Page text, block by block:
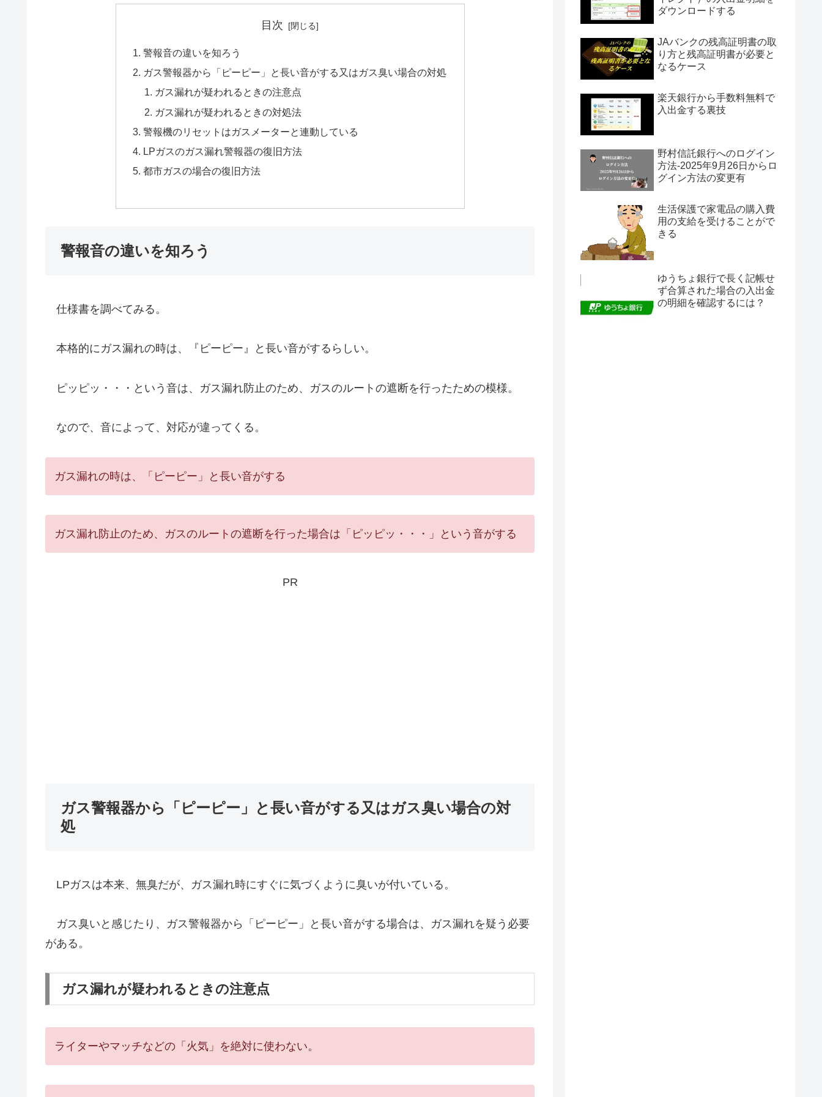
目次
警報音の違いを知ろう
ガス警報器から「ピーピー」と長い音がする又はガス臭い場合の対処
ガス漏れが疑われるときの注意点
ガス漏れが疑われるときの対処法
警報機のリセットはガスメーターと連動している
LPガスのガス漏れ警報器の復旧方法
都市ガスの場合の復旧方法
警報音の違いを知ろう
仕様書を調べてみる。
本格的にガス漏れの時は、『ピーピー』と長い音がするらしい。
ピッピッ・・・という音は、ガス漏れ防止のため、ガスのルートの遮断を行ったための模様。
なので、音によって、対応が違ってくる。
ガス漏れの時は、「ピーピー」と長い音がする
ガス漏れ防止のため、ガスのルートの遮断を行った場合は「ピッピッ・・・」という音がする
PR
ガス警報器から「ピーピー」と長い音がする又はガス臭い場合の対
処
LPガスは本来、無臭だが、ガス漏れ時にすぐに気づくように臭いが付いている。
ガス臭いと感じたり、ガス警報器から「ピーピー」と長い音がする場合は、ガス漏れを疑う必要
がある。
ガス漏れが疑われるときの注意点
ライターやマッチなどの「火気」を絶対に使わない。
ダウンロードする
JAバンクの残高証明書の取
り方と残高証明書が必要と
なるケース
楽天銀行から手数料無料で
入出金する裏技
野村信託銀行へのログイン
方法-2025年9月26日からロ
グイン方法の変更有
生活保護で家電品の購入費
用の支給を受けることがで
きる
ゆうちょ銀行で長く記帳せ
ず合算された場合の入出金
の明細を確認するには？